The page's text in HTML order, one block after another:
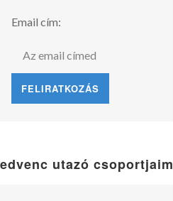
Email cím:
utazó csoportjaim